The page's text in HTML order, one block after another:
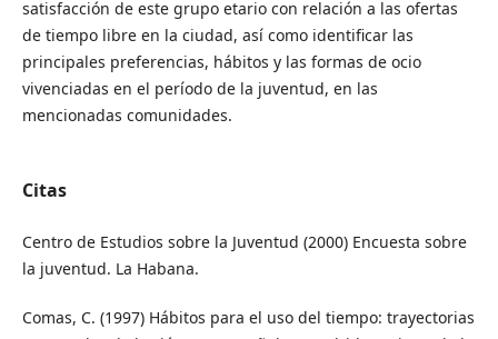
satisfacción de este grupo etario con relación a las ofertas
de tiempo libre en la ciudad, así como identificar las
principales preferencias, hábitos y las formas de ocio
vivenciadas en el período de la juventud, en las
mencionadas comunidades.
Citas
Centro de Estudios sobre la Juventud (2000) Encuesta sobre
la juventud. La Habana.
Comas, C. (1997) Hábitos para el uso del tiempo: trayectorias